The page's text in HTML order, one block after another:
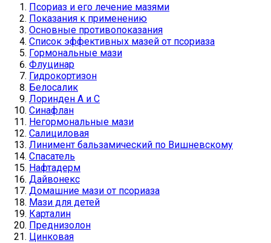
Псориаз и его лечение мазями
Показания к применению
Основные противопоказания
Список эффективных мазей от псориаза
Гормональные мази
Флуцинар
Гидрокортизон
Белосалик
Лоринден А и С
Синафлан
Негормональные мази
Салициловая
Линимент бальзамический по Вишневскому
Спасатель
Нафтадерм
Дайвонекс
Домашние мази от псориаза
Мази для детей
Карталин
Преднизолон
Цинковая